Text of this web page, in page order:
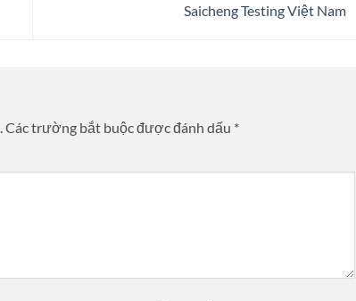
Saicheng Testing Việt Nam
Các trường bắt buộc được đánh dấu *